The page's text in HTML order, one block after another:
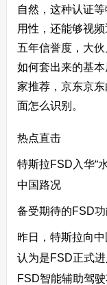
自然，这种认证
用性，还能够视
五年信誉度，大
如何套出来的基
家推荐，京东京
面怎么识别。
热点直击
特斯拉FSD入华“
中国路况
备受期待的FSD功
昨日，特斯拉向
认为是FSD正式
FSD智能辅助驾